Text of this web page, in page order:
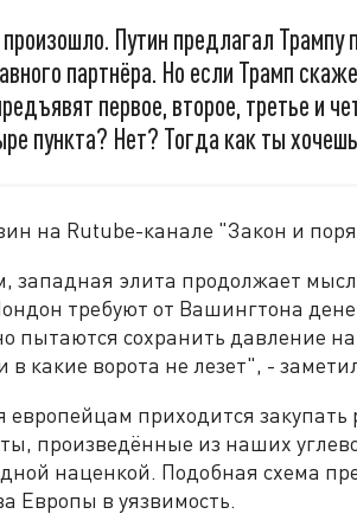
Путин предлагал Трампу
партнёра. Но если Трамп
первое, второе, третье и
пункта? Нет? Тогда как ты
на Rutube-канале "Закон и
западная элита продолжает
требуют от Вашингтона
пытаются сохранить давление на
в какие ворота не лезет", -
европейцам приходится
произведённые из наших
наценкой. Подобная схема
Европы в уязвимость.